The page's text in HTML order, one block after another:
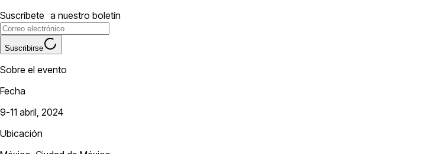
Suscríbete a nuestro boletín
Suscribirse
Sobre el evento
Fecha
9-11 abril, 2024
Ubicación